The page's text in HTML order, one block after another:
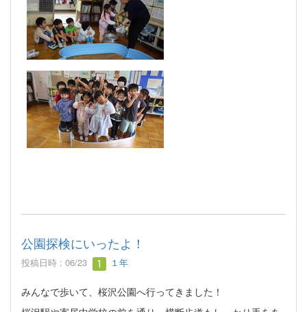
公園探検にいったよ！
投稿日時 : 06/23 １年
みんなで歩いて、桜沢公園へ行ってきました！